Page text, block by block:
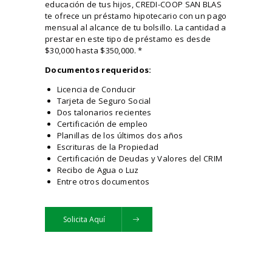
educación de tus hijos, CREDI-COOP SAN BLAS
te ofrece un préstamo hipotecario con un pago
mensual al alcance de tu bolsillo. La cantidad a
prestar en este tipo de préstamo es desde
$30,000 hasta $350,000. *
Documentos requeridos:
Licencia de Conducir
Tarjeta de Seguro Social
Dos talonarios recientes
Certificación de empleo
Planillas de los últimos dos años
Escrituras de la Propiedad
Certificación de Deudas y Valores del CRIM
Recibo de Agua o Luz
Entre otros documentos
Solicita Aquí